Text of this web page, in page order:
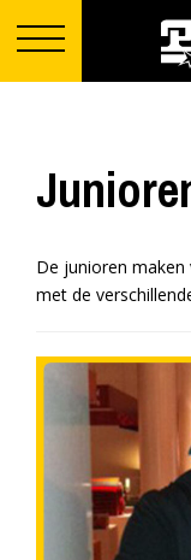
De junioren maken
met de